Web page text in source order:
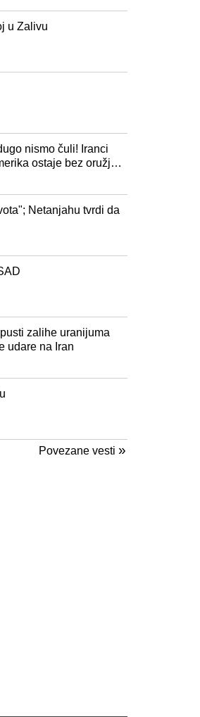
u Zalivu
nismo čuli! Iranci
ostaje bez oružja,
Netanjahu tvrdi da
zalihe uranijuma
udare na Iran
Povezane vesti »